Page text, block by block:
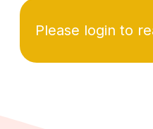
Please login to